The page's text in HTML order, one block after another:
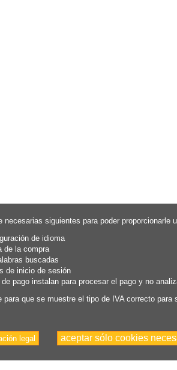
siguientes para poder proporcionarle
de idioma
de la compra
buscadas
de inicio de sesión
pago instalan para procesar el pago y no
para que se muestre el tipo de IVA correcto
legal aceptar sólo cookies